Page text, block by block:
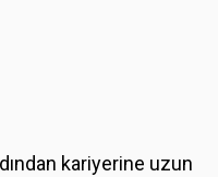
kariyerine uzun